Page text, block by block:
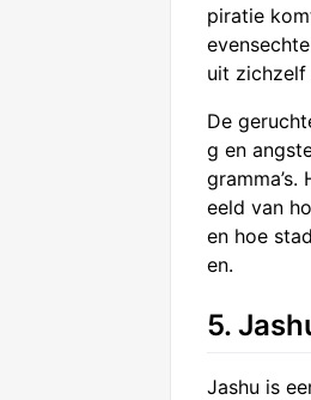
piratie
uit zichzelf
De
g en
eeld van
en hoe
en.
5.
Jashu is